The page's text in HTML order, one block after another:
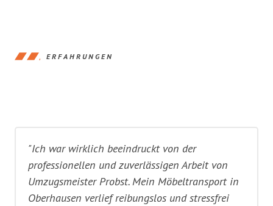
ERFAHRUNGEN
"Ich war wirklich beeindruckt von der
professionellen und zuverlässigen Arbeit von
Umzugsmeister Probst. Mein Möbeltransport in
Oberhausen verlief reibungslos und stressfrei